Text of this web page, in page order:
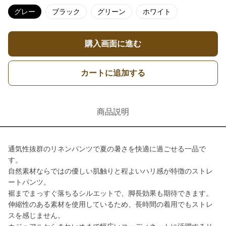
グレー ブラック グリーン ホワイト
購入画面に進む
カートに追加する
商品説明
通気性抜群のリネンパンツで夏の暑さを快適に過ごせる一品で
す。
自然素材ならではの優しい肌触りと程よいハリ感が特徴のストレ
ートパンツ。
裾までまっすぐ落ちるシルエットで、脚長効果も期待できます。
伸縮性のある素材を使用しているため、長時間の着用でもストレ
スを感じません。